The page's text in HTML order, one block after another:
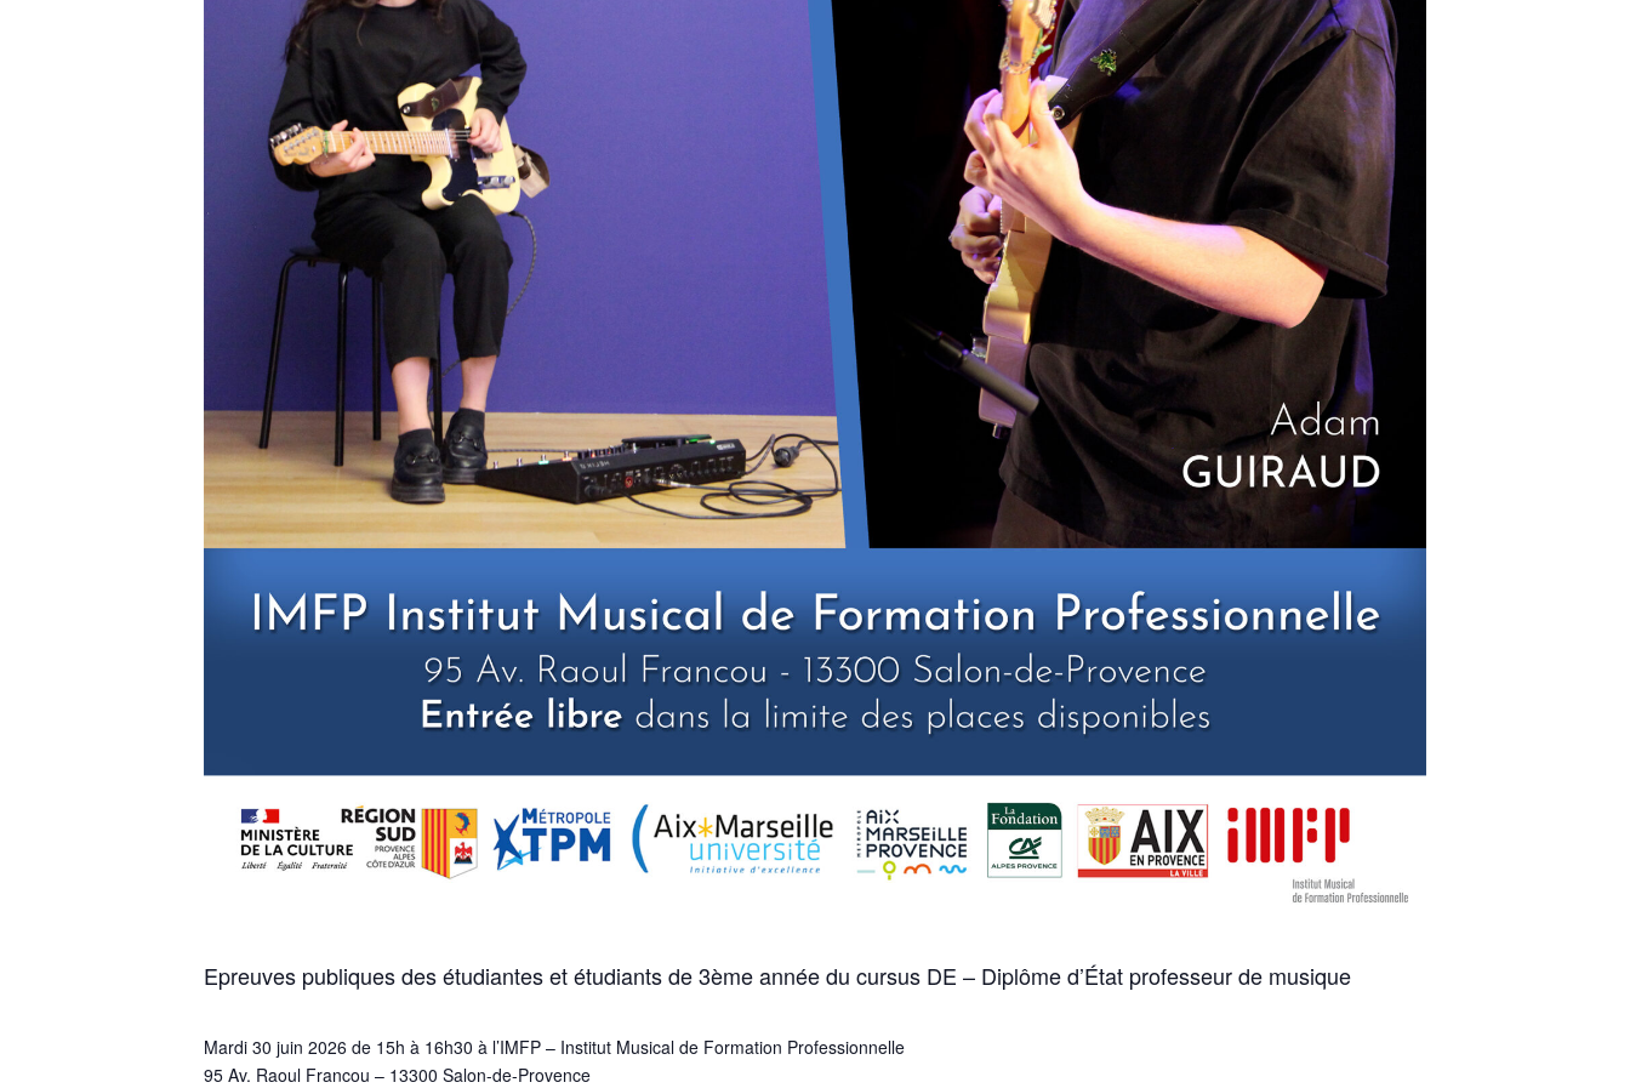
Epreuves publiques des étudiantes et étudiants de 3ème année du cursus DE – Diplôme d’État professeur de musique
Mardi 30 juin 2026 de 15h à 16h30 à l’IMFP – Institut Musical de Formation Professionnelle
95 Av. Raoul Francou – 13300 Salon-de-Provence